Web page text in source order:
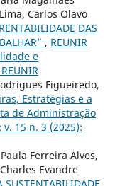
Carlos Olavo
DAS
, REUNIR
e
Figueiredo,
Estratégias e a
de Administração
15 n. 3 (2025):
Ferreira Alves,
Evandre